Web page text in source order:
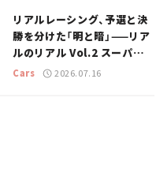
リアルレーシング、予選と決
勝を分けた「明と暗」——リア
ルのリアル Vol.2 スーパー
GT 2026開幕戦 岡山国際サ
Cars 2026.07.16